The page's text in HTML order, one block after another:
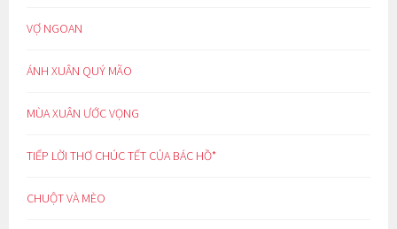
VỢ NGOAN
ÁNH XUÂN QUÝ MÃO
MÙA XUÂN ƯỚC VỌNG
TIẾP LỜI THƠ CHÚC TẾT CỦA BÁC HỒ*
CHUỘT VÀ MÈO